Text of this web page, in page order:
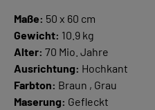
Maße: 50 x 60 cm
Gewicht: 10.9 kg
Alter: 70 Mio. Jahre
Ausrichtung: Hochkant
Farbton: Braun , Grau
Maserung: Gefleckt